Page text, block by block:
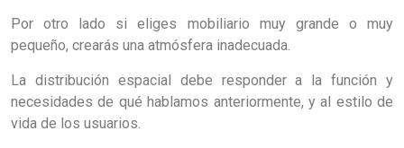
Por otro lado si eliges mobiliario muy grande o muy
pequeño, crearás una atmósfera inadecuada.
La distribución espacial debe responder a la función y
necesidades de qué hablamos anteriormente, y al estilo de
vida de los usuarios.